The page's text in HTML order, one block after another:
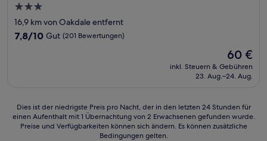
3.0-
Sterne-
Unterkunft
16,9 km von Oakdale entfernt
7.8
7,8/10 Gut (201 Bewertungen)
Der
Preis
beträgt
60 €
inkl. Steuern & Gebühren
23. Aug.–24. Aug.
Dies
ist
Dies ist der niedrigste Preis pro Nacht, der in den letzten 24 Stunden für
einen Aufenthalt mit 1 Übernachtung von 2 Erwachsenen gefunden wurde.
Preise und Verfügbarkeiten können sich ändern. Es können zusätzliche
Bedingungen gelten.